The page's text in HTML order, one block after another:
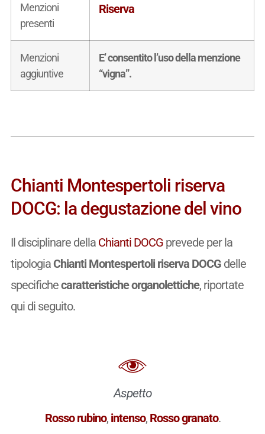
Menzioni
presenti
Riserva
Menzioni
aggiuntive
E’ consentito l’uso della menzione
“vigna”.
Chianti Montespertoli riserva
DOCG: la degustazione del vino
Il disciplinare della Chianti DOCGprevede per la
tipologia Chianti Montespertoli riserva DOCGdelle
specifichecaratteristiche organolettiche, riportate
qui di seguito.
Aspetto
Rosso rubino, intenso, Rosso granato.